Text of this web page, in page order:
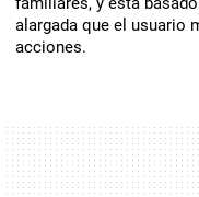
alargada que el usuario
acciones.